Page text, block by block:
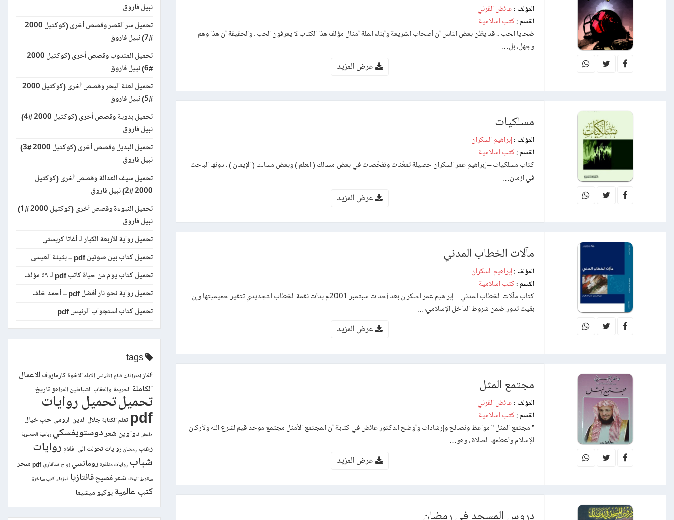
المؤلف :عائض القرني
القسم : كتب اسلامية
ضحايا الحب .. قد يظن بعض الناس أن أصحاب الشريعة وأبناء الملة أمثال مؤلف هذا الكتاب لا يعرفون الحب . والحقيقة أن هذا وهم
وجهل، بل…
عرض المزيد
مسلكيات
المؤلف :إبراهيم السكران
القسم : كتب اسلامية
كتاب مسلكيات – إبراهيم عمر السكران حصيلة تمعّنات وتفحّصات في بعض مسالك ( العلم ) وبعض مسالك ( الإيمان ) ، دونها الباحث
في ازمان…
عرض المزيد
مآلات الخطاب المدني
المؤلف :إبراهيم السكران
القسم : كتب اسلامية
كتاب مآلات الخطاب المدني – إبراهيم عمر السكران بعد أحداث سبتمبر 2001م بدأت نغمة الخطاب التجديدي تتغير حميميتها وإن
بقيت تدور ضمن شروط الداخل الإسلامي،…
عرض المزيد
مجتمع المثل
المؤلف :عائض القرني
القسم : كتب اسلامية
” مجتمع المثل ” مواعظ ونصائح وإرشادات وأوضح الدكتور عائض في كتابة أن المجتمع الأمثل مجتمع موحد قيم لشرع الله ولأركان
الإسلام وأعظمها الصلاة ، وهو…
عرض المزيد
دروس المسجد في رمضان
نبيل فاروق
تحميل سر القصر وقصص أخرى (كوكتيل 2000
#7) نبيل فاروق
تحميل المندوب وقصص أخرى (كوكتيل 2000
#6) نبيل فاروق
تحميل لعنة البحر وقصص أخرى (كوكتيل 2000
#5) نبيل فاروق
تحميل بدوية وقصص أخرى (كوكتيل 2000 #4)
نبيل فاروق
تحميل البديل وقصص أخرى (كوكتيل 2000 #3)
نبيل فاروق
تحميل سيف العدالة وقصص أخرى (كوكتيل
2000 #2) نبيل فاروق
تحميل النبوءة وقصص أخرى (كوكتيل 2000 #1)
نبيل فاروق
تحميل رواية الأربعة الكبار لـ أغاثا كريستي
تحميل كتاب بين صوتين pdf – بثينة العيسى
تحميل كتاب يوم من حياة كاتب pdf لـ ٥٩ مؤلف
تحميل رواية نحو نار أفضل pdf – أحمد خلف
تحميل كتاب استجواب الرئيس pdf
ألغاز اعترافات قناع الأندلس الابلهالاخوة كارمازوف الاعمال
الكاملة الجريمة والعقاب الشياطين المراهق تاريخ
تحميلتحميل روايات
pdf تعلم الكتابة جلال الدين الرومي حب خيال
داعش دواوين شعردوستويفسكي رباعية الخصوبة
رعب رمضان روايات تحولت الى افلام روايات
شباب روايات متلفزة رومانسي زواج سافاري pdf سحر
سقوط الملاك شعر فصيحفانتازيا فيزياء كتب ساخرة
كتب عالمية يوكيو ميشيما